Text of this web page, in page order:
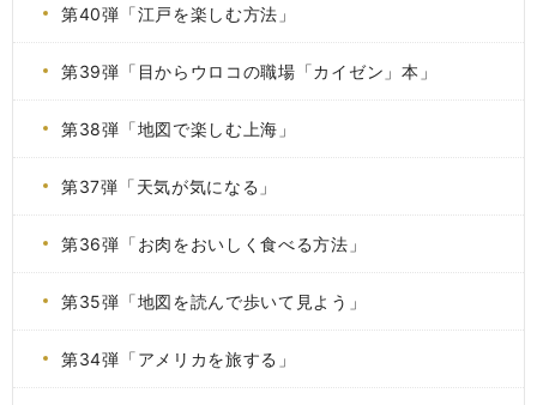
第40弾「江戸を楽しむ方法」
第39弾「目からウロコの職場「カイゼン」本」
第38弾「地図で楽しむ上海」
第37弾「天気が気になる」
第36弾「お肉をおいしく食べる方法」
第35弾「地図を読んで歩いて見よう」
第34弾「アメリカを旅する」